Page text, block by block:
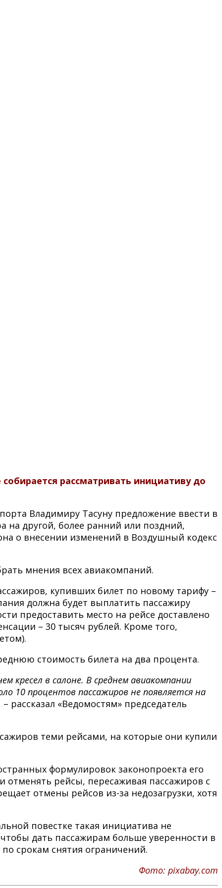
рассматривать инициативу до
Владимиру Тасуну предложение ввести в
на другой, более ранний или поздний,
о внесении изменений в Воздушный кодекс
мнения всех авиакомпаний.
купивших билет по новому тарифу –
должна будет выплатить пассажиру
предоставить место на рейсе доставлено
– 30 тысяч рублей. Кроме того,
стоимость билета на два процента.
кресел в салоне. В среднем авиакомпании
10 процентов пассажиров не появляется на
– рассказал «Ведомостям» председатель
теми рейсами, на которые они купили
формулировок законопроекта его
отменять рейсы, пересаживая пассажиров с
отмены рейсов из-за недозагрузки, хотя
повестке такая инициатива не
дать пассажирам больше уверенности в
срокам снятия ограничений.
Фото: pixabay.com